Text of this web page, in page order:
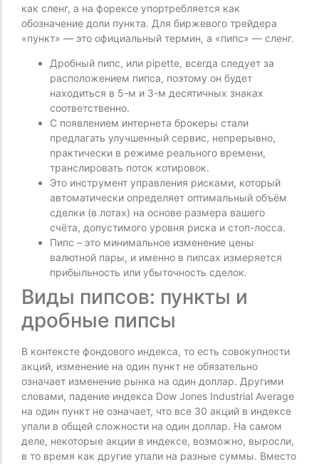
как сленг, а на форексе упортребляется как
обозначение доли пункта. Для биржевого трейдера
«пункт» — это официальный термин, а «пипс» — сленг.
Дробный пипс, или pipette, всегда следует за
расположением пипса, поэтому он будет
находиться в 5-м и 3-м десятичных знаках
соответственно.
С появлением интернета брокеры стали
предлагать улучшенный сервис, непрерывно,
практически в режиме реального времени,
транслировать поток котировок.
Это инструмент управления рисками, который
автоматически определяет оптимальный объём
сделки (в лотах) на основе размера вашего
счёта, допустимого уровня риска и стоп-лосса.
Пипс – это минимальное изменение цены
валютной пары, и именно в пипсах измеряется
прибыльность или убыточность сделок.
Виды пипсов: пункты и
дробные пипсы
В контексте фондового индекса, то есть совокупности
акций, изменение на один пункт не обязательно
означает изменение рынка на один доллар. Другими
словами, падение индекса Dow Jones Industrial Average
на один пункт не означает, что все 30 акций в индексе
упали в общей сложности на один доллар. На самом
деле, некоторые акции в индексе, возможно, выросли,
в то время как другие упали на разные суммы. Вместо